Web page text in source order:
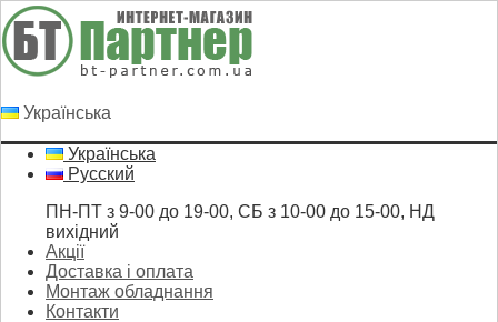
Українська
Українська
Русский
ПН-ПТ з 9-00 до 19-00, СБ з 10-00 до 15-00, НД
вихідний
Акції
Доставка і оплата
Монтаж обладнання
Контакти